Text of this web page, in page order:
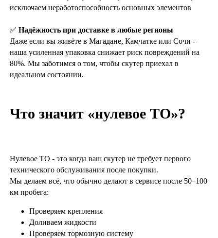
исключаем неработоспособность основных элементов
✅ Надёжность при доставке в любые регионы
Даже если вы живёте в Магадане, Камчатке или Сочи -
наша усиленная упаковка снижает риск повреждений на
80%. Мы заботимся о том, чтобы скутер приехал в
идеальном состоянии.
Что значит «нулевое ТО»?
Нулевое ТО - это когда ваш скутер не требует первого
технического обслуживания после покупки.
Мы делаем всё, что обычно делают в сервисе после 50–100
км пробега:
Проверяем крепления
Доливаем жидкости
Проверяем тормозную систему